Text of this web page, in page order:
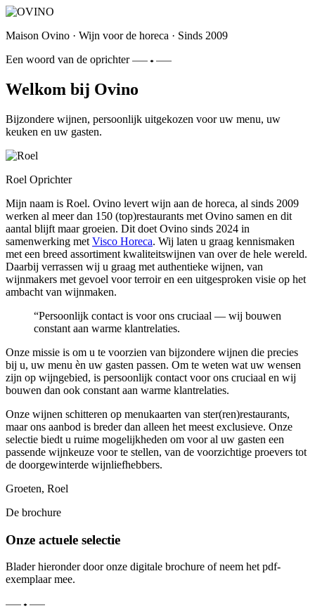
Maison Ovino · Wijn voor de horeca · Sinds 2009
Een woord van de oprichter
Welkom bij Ovino
Bijzondere wijnen, persoonlijk uitgekozen voor uw menu, uw
keuken en uw gasten.
Roel Oprichter
Mijn naam is Roel. Ovino levert wijn aan de horeca, al sinds 2009
werken al meer dan 150 (top)restaurants met Ovino samen en dit
aantal blijft maar groeien. Dit doet Ovino sinds 2024 in
samenwerking met Visco Horeca. Wij laten u graag kennismaken
met een breed assortiment kwaliteitswijnen van over de hele wereld.
Daarbij verrassen wij u graag met authentieke wijnen, van
wijnmakers met gevoel voor terroir en een uitgesproken visie op het
ambacht van wijnmaken.
“Persoonlijk contact is voor ons cruciaal — wij bouwen
constant aan warme klantrelaties.
Onze missie is om u te voorzien van bijzondere wijnen die precies
bij u, uw menu èn uw gasten passen. Om te weten wat uw wensen
zijn op wijngebied, is persoonlijk contact voor ons cruciaal en wij
bouwen dan ook constant aan warme klantrelaties.
Onze wijnen schitteren op menukaarten van ster(ren)restaurants,
maar ons aanbod is breder dan alleen het meest exclusieve. Onze
selectie biedt u ruime mogelijkheden om voor al uw gasten een
passende wijnkeuze voor te stellen, van de voorzichtige proevers tot
de doorgewinterde wijnliefhebbers.
Groeten, Roel
De brochure
Onze actuele selectie
Blader hieronder door onze digitale brochure of neem het pdf-
exemplaar mee.